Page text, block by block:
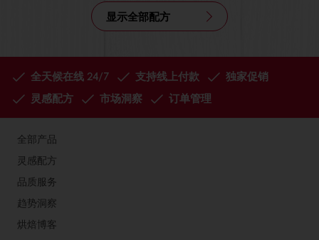
显示全部配方
全天候在线 24/7 支持线上付款
独家促销
灵感配方
市场洞察 订单管理
全部产品
灵感配方
品质服务
趋势洞察
烘焙博客